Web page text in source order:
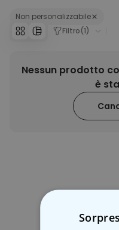
Copertina
39,99 €
Calzini
Faccia e
Non personalizzabile
Filtro(1)
Nessun prodotto
è